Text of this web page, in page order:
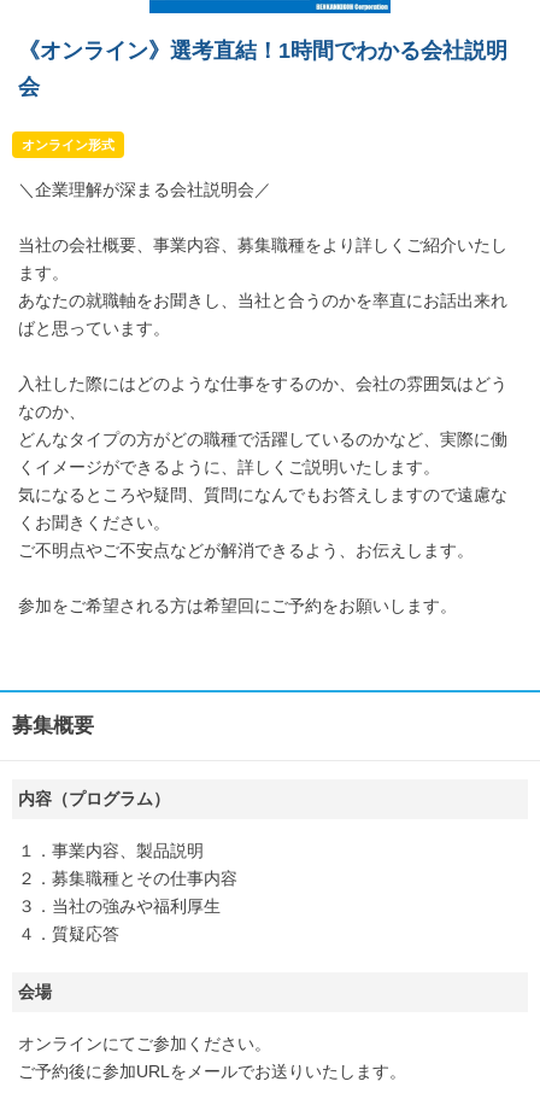
《オンライン》選考直結！1時間でわかる会社説明
会
オンライン形式
＼企業理解が深まる会社説明会／
当社の会社概要、事業内容、募集職種をより詳しくご紹介いたし
ます。
あなたの就職軸をお聞きし、当社と合うのかを率直にお話出来れ
ばと思っています。
入社した際にはどのような仕事をするのか、会社の雰囲気はどう
なのか、
どんなタイプの方がどの職種で活躍しているのかなど、実際に働
くイメージができるように、詳しくご説明いたします。
気になるところや疑問、質問になんでもお答えしますので遠慮な
くお聞きください。
ご不明点やご不安点などが解消できるよう、お伝えします。
参加をご希望される方は希望回にご予約をお願いします。
募集概要
内容（プログラム）
１．事業内容、製品説明
２．募集職種とその仕事内容
３．当社の強みや福利厚生
４．質疑応答
会場
オンラインにてご参加ください。
ご予約後に参加URLをメールでお送りいたします。